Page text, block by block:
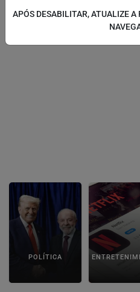
POLÍTICA
APÓS DESABILITAR, ATUALIZE